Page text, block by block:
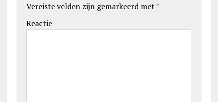
Vereiste velden zijn gemarkeerd met *
Reactie